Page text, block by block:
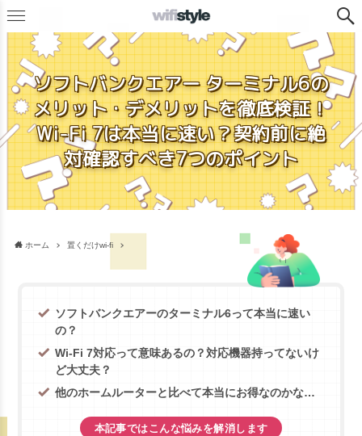
ソフトバンクエアー ターミナル6の
メリット・デメリットを徹底検証！
Wi-Fi 7は本当に速い？契約前に絶
対確認すべき7つのポイント
ホーム 置くだけwi-fi
ソフトバンクエアーのターミナル6って本当に速い
の？
Wi-Fi 7対応って意味あるの？対応機器持ってないけ
ど大丈夫？
他のホームルーターと比べて本当にお得なのかな…
本記事ではこんな悩みを解消します